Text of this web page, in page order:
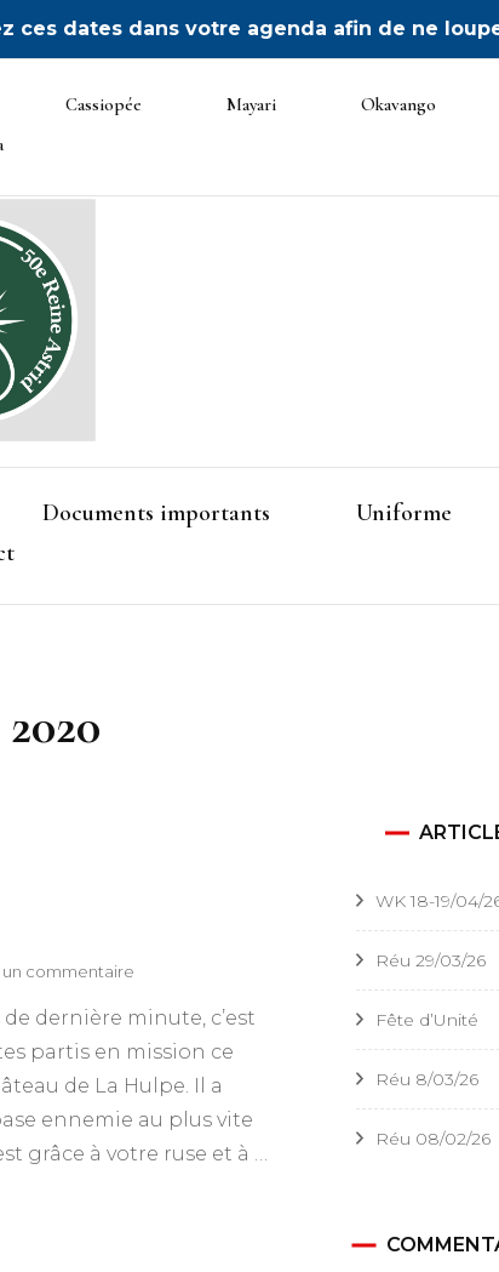
ces dates dans votre agenda afin de ne
Cassiopée Mayari Okavango
Documents importants Uniforme
un commentaire
24/10/2020
dernière minute, c’est
partis en mission ce
de La Hulpe. Il a
ennemie au plus vite
grâce à votre ruse et à …
WK 18-19/04/
Réu 29/03/26
Fête d’Unité
Réu 8/03/26
Réu 08/02/26